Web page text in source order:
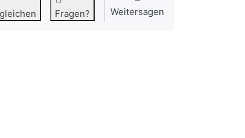
Fragen? Weitersagen